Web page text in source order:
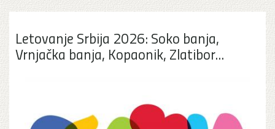
Letovanje Srbija 2026: Soko banja,
Vrnjačka banja, Kopaonik, Zlatibor...